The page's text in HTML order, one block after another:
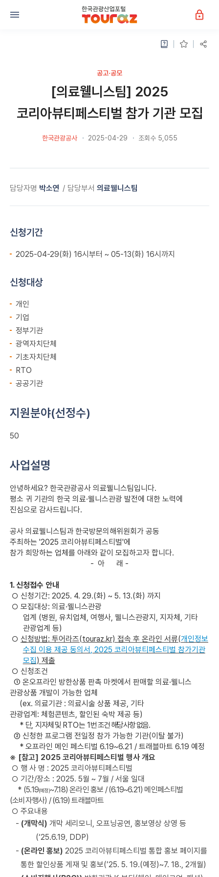
공고·공모
[의료웰니스팀] 2025
코리아뷰티페스티벌 참가 기관 모집
한국관광공사 2025-04-29 조회수 5,055
담당자명 박소연 담당부서 의료웰니스팀
신청기간
2025-04-29(화) 16시부터 ~ 05-13(화) 16시까지
신청대상
개인
기업
정부기관
광역자치단체
기초자치단체
RTO
공공기관
지원분야(선정수)
50
사업설명
안녕하세요? 한국관광공사 의료웰니스팀입니다.
평소 귀 기관의 한국 의료·웰니스관광 발전에 대한 노력에
진심으로 감사드립니다.
공사 의료웰니스팀과 한국방문의해위원회가 공동
주최하는 '2025 코리아뷰티페스티벌'에
참가 희망하는 업체를 아래와 같이 모집하고자 합니다.
- 아 래 -
1. 신청접수 안내
○ 신청기간: 2025. 4. 29.(화) ~ 5. 13.(화) 까지
○ 모집대상: 의료·웰니스관광
업계 (병원, 유치업체 , 여행사, 웰니스관광지 , 지자체 , 기타
관광업계 등)
○ 신청방법: 투어라즈(touraz.kr) 접속 후 온라인 서류(개인정보
수집 이용 제공 동의서 , 2025 코리아뷰티페스티벌 참가기관
모집) 제출
○ 신청조건
① 온오프라인 방한상품 판촉 마켓에서 판매할 의료·웰니스
관광상품 개발이 가능한 업체
(ex. 의료기관 : 의료시술 상품 제공, 기타
관광업계 : 체험콘텐츠, 할인된 숙박 제공 등)
* 단,지자체 및RTO는1번 조건 해당사항 없음.
② 신청한 프로그램 전일정 참가 가능한 기관(이탈 불가)
* 오프라인 메인 페스티벌 6.19~6.21 / 트래블마트 6.19 예정
※ [참고] 2025 코리아뷰티페스티벌 행사 개요
○ 행 사 명 : 2025 코리아뷰티페스티벌
○ 기간/장소 : 2025. 5월 ~ 7월 / 서울 일대
* (5.19(예정)~7.18)온라인 홍보 / (6.19~6.21) 메인페스티벌
(소비자행사) / (6.19)트래블마트
○ 주요내용
- (개막식) 개막 세리모니 , 오프닝공연, 홍보영상 상영 등
(‘25.6.19, DDP)
- (온라인 홍보) 2025 코리아뷰티페스티벌 통합 홍보 페이지를
통한 할인상품 게재 및 홍보(’25. 5. 19.(예정)~7. 18., 2개월)